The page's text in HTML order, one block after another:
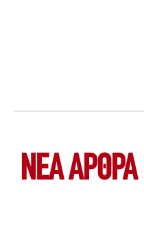
ΝΕΑ ΆΡΘΡΑ